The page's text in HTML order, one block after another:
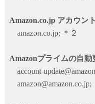
Amazon.co.jp アカウン
amazon.co.jp; ＊２
Amazonプライムの自
account-
amazon@amazon.co.jp;